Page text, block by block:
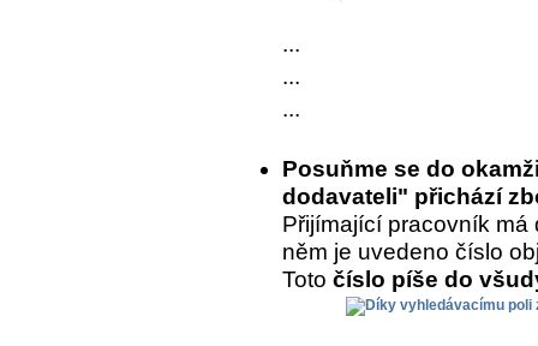
...
...
...
Posuňme se do
dodavateli" přichází
Přijímající pracovník
něm je uvedeno číslo
Toto číslo píše do